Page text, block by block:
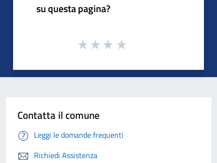
su questa pagina?
Contatta il comune
Leggi le domande frequenti
Richiedi Assistenza